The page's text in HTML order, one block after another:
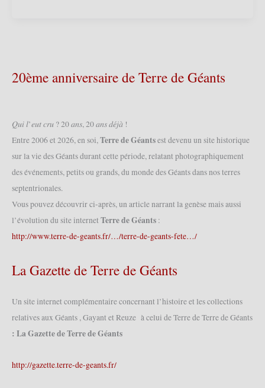
des
Marmousets
20ème anniversaire de Terre de Géants
𝑄𝑢𝑖 𝑙’𝑒𝑢𝑡 𝑐𝑟𝑢 ? 20 𝑎𝑛𝑠, 20 𝑎𝑛𝑠 𝑑𝑒́𝑗𝑎̀ !
Entre 2006 et 2026, en soi,Terre de Géantsest devenu un site historique
sur la vie des Géants durant cette période, relatant photographiquement
des événements, petits ou grands, du monde des Géants dans nos terres
septentrionales.
Vous pouvez découvrir ci-après, un article narrant la genèse mais aussi
l’évolution du site internet Terre de Géants :
http://www.terre-de-geants.fr/…/terre-de-geants-fete…/
La Gazette de Terre de Géants
Un site internet complémentaire concernant l’histoire et les collections
relatives aux Géants , Gayant et Reuze à celui de Terre de Terre de Géants
: La Gazette de Terre de Géants
http://gazette.terre-de-geants.fr/